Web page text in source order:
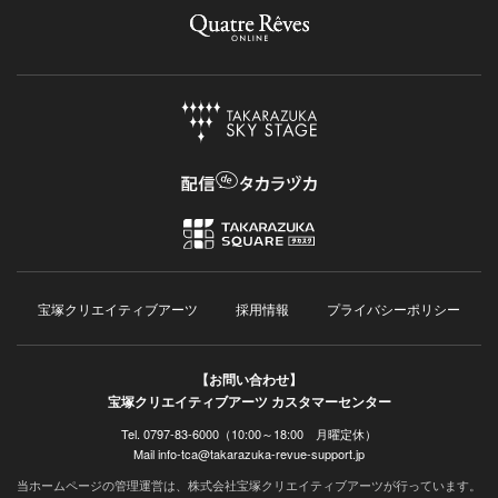
宝塚クリエイティブアーツ 採用情報 プライバシーポリシー
【お問い合わせ】
宝塚クリエイティブアーツ カスタマーセンター
Tel. 0797-83-6000（10:00～18:00 月曜定休）
Mail info-tca@takarazuka-revue-support.jp
当ホームページの管理運営は、株式会社宝塚クリエイティブアーツが行っています。